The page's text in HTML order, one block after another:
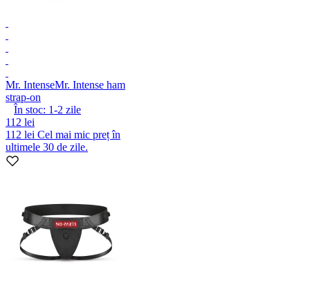
Mr. IntenseMr. Intense ham
strap-on
În stoc: 1-2 zile
112 lei
112 lei Cel mai mic preț în
ultimele 30 de zile.